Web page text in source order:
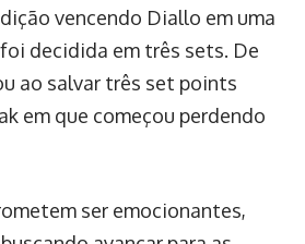
vencendo Diallo em uma
decidida em três sets. De
ao salvar três set points
em que começou perdendo
ser emocionantes,